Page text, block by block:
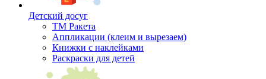
Детский досуг
ТМ Ракета
Аппликации (клеим и вырезаем)
Книжки с наклейками
Раскраски для детей